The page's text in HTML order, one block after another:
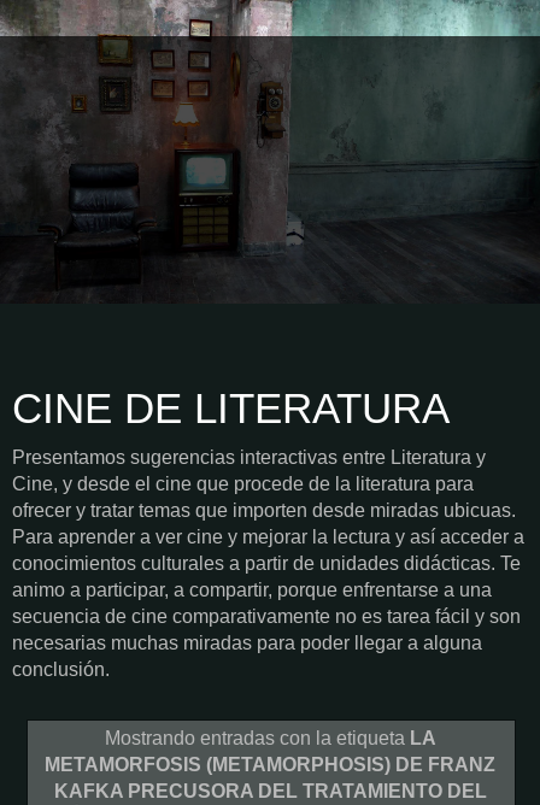
CINE DE LITERATURA
Presentamos sugerencias interactivas entre Literatura y
Cine, y desde el cine que procede de la literatura para
ofrecer y tratar temas que importen desde miradas ubicuas.
Para aprender a ver cine y mejorar la lectura y así acceder a
conocimientos culturales a partir de unidades didácticas. Te
animo a participar, a compartir, porque enfrentarse a una
secuencia de cine comparativamente no es tarea fácil y son
necesarias muchas miradas para poder llegar a alguna
conclusión.
Mostrando entradas con la etiqueta LA
METAMORFOSIS (METAMORPHOSIS) DE FRANZ
KAFKA PRECUSORA DEL TRATAMIENTO DEL